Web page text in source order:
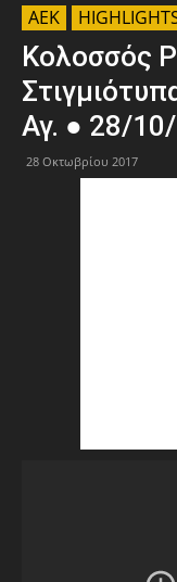
AEK
Κολοσσός
Αγ. ● 28/
28 Οκτωβρίου 2017